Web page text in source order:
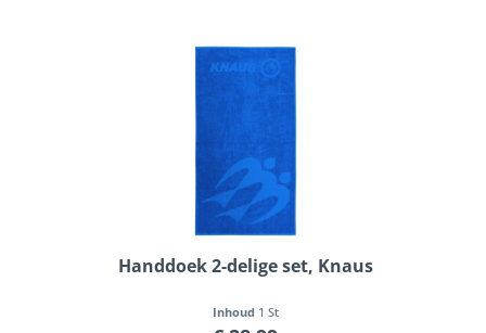
Handdoek 2-delige set, Knaus
Inhoud 1 St